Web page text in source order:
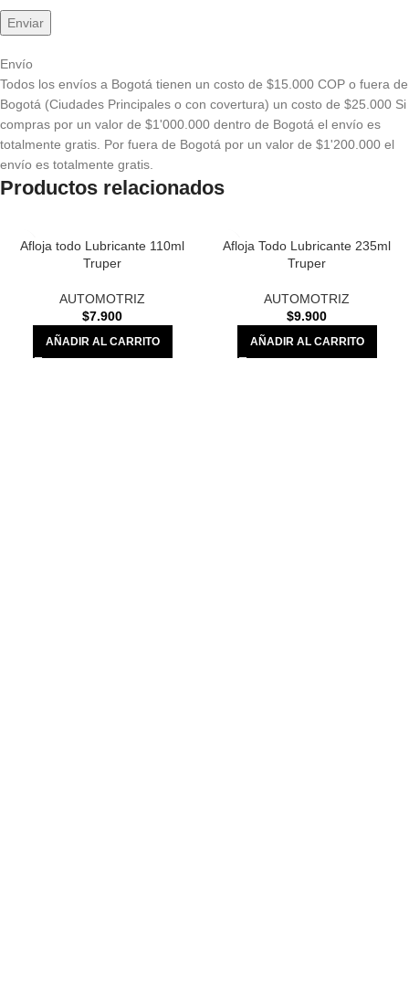
Envío
Todos los envíos a Bogotá tienen un costo de $15.000 COP o fuera de
Bogotá (Ciudades Principales o con covertura) un costo de $25.000 Si
compras por un valor de $1'000.000 dentro de Bogotá el envío es
totalmente gratis. Por fuera de Bogotá por un valor de $1'200.000 el
envío es totalmente gratis.
Productos relacionados
Afloja todo Lubricante 110ml
Truper
AUTOMOTRIZ
$7.900
AÑADIR AL CARRITO
Afloja Todo Lubricante 235ml
Truper
AUTOMOTRIZ
$9.900
AÑADIR AL CARRITO